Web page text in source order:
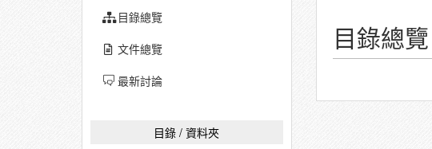
目錄總覽
文件總覽
最新討論
目錄 / 資料夾
目錄總覽